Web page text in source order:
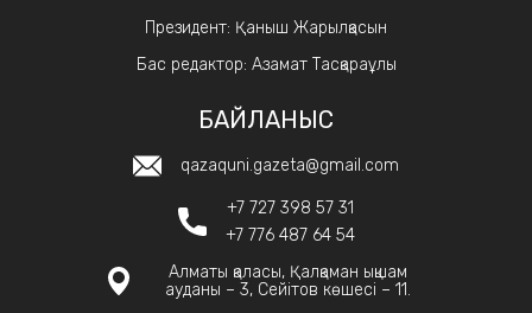
Президент: Қаныш Жарылқасын
Бас редактор: Азамат Тасқараұлы
БАЙЛАНЫС
qazaquni.gazeta@gmail.com
+7 727 398 57 31
+7 776 487 64 54
Алматы қаласы, Қалқаман ықшам
ауданы – 3, Сейітов көшесі – 11.